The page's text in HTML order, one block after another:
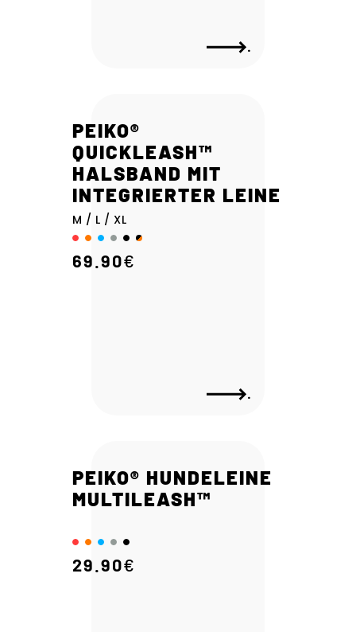
.
PEIKO®
QUICKLEASH™
HALSBAND MIT
INTEGRIERTER LEINE
M / L / XL
69.90€
.
PEIKO® HUNDELEINE
MULTILEASH™
29.90€